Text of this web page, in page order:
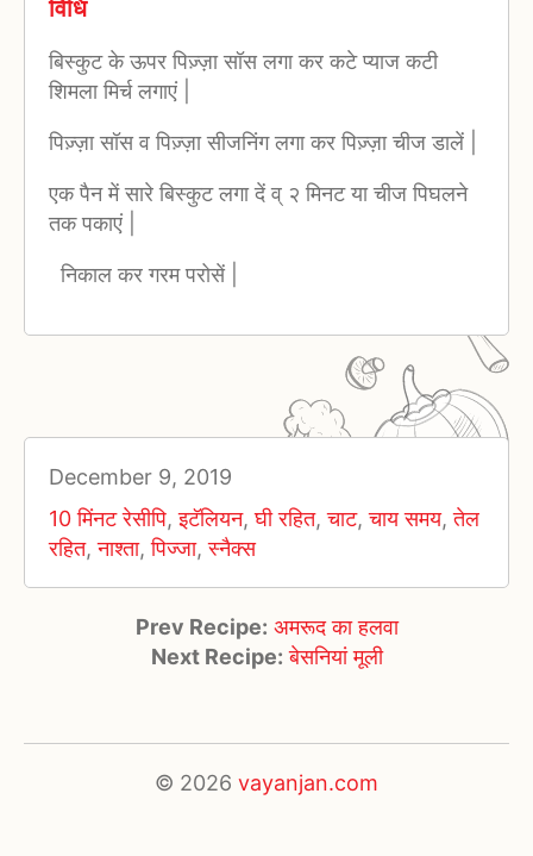
विधि
बिस्कुट के ऊपर पिज़्ज़ा सॉस लगा कर कटे प्याज कटी
शिमला मिर्च लगाएं |
पिज़्ज़ा सॉस व पिज़्ज़ा सीजनिंग लगा कर पिज़्ज़ा चीज डालें |
एक पैन में सारे बिस्कुट लगा दें व् २ मिनट या चीज पिघलने
तक पकाएं |
निकाल कर गरम परोसें |
December 9, 2019
10 मिंनट रेसीपि,इटॅलियन,घी रहित,चाट,चाय समय,तेल
रहित,नाश्ता,पिज्जा,स्नैक्स
Prev Recipe: अमरूद का हलवा
Next Recipe: बेसनियां मूली
© 2026 vayanjan.com